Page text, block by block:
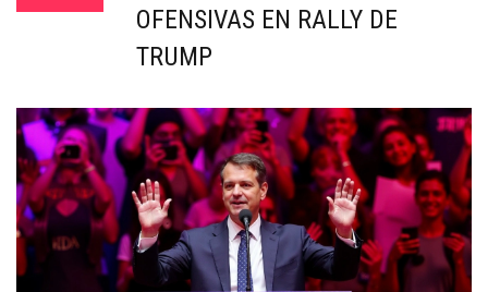
OFENSIVAS EN RALLY DE
TRUMP